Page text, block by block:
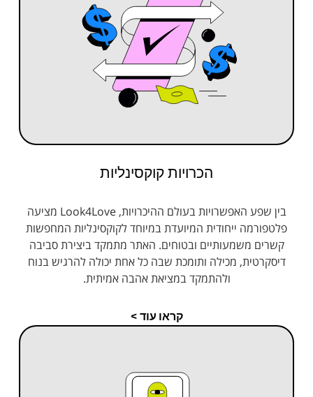
הכרויות קוקסינליות
בין שפע האפשרויות בעולם ההיכרויות, Look4Love מציעה
פלטפורמה ייחודית המיועדת במיוחד לקוקסינליות המחפשות
קשרים משמעותיים ובטוחים. האתר מתמקד ביצירת סביבה
דיסקרטית, מכילה ותומכת שבה כל אחת יכולה להרגיש בנוח
ולהתמקד במציאת אהבה אמיתית.
קראו עוד >